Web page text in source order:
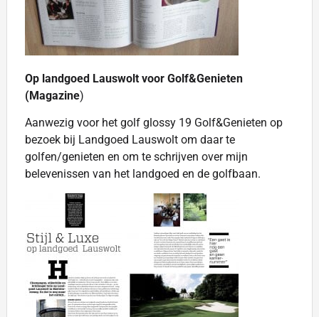
Op landgoed Lauswolt voor Golf&Genieten
(Magazine)
Aanwezig voor het golf glossy 19 Golf&Genieten op
bezoek bij Landgoed Lauswolt om daar te
golfen/genieten en om te schrijven over mijn
belevenissen van het landgoed en de golfbaan.